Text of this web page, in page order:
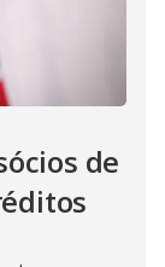
de